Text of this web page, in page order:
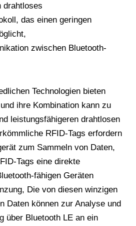
drahtloses
das einen geringen
zwischen Bluetooth-
Technologien bieten
ihre Kombination kann zu
leistungsfähigeren drahtlosen
RFID-Tags erfordern
zum Sammeln von Daten,
Tags eine direkte
fähigen Geräten
Die von diesen winzigen
Daten können zur Analyse und
über Bluetooth LE an ein